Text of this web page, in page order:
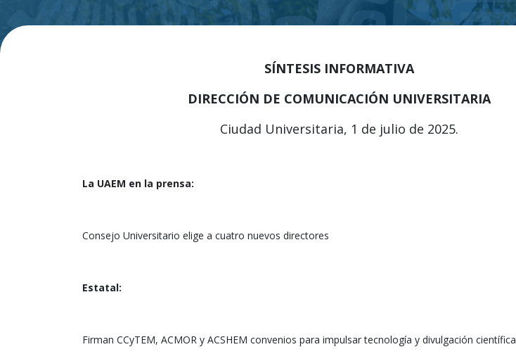
SÍNTESIS INFORMATIVA
DIRECCIÓN DE COMUNICACIÓN UNIVERSITARIA
Ciudad Universitaria, 1 de julio de 2025.
La UAEM en la prensa:
Consejo Universitario elige a cuatro nuevos directores
Estatal:
Firman CCyTEM, ACMOR y ACSHEM convenios para impulsar tecnología y divulgación científica